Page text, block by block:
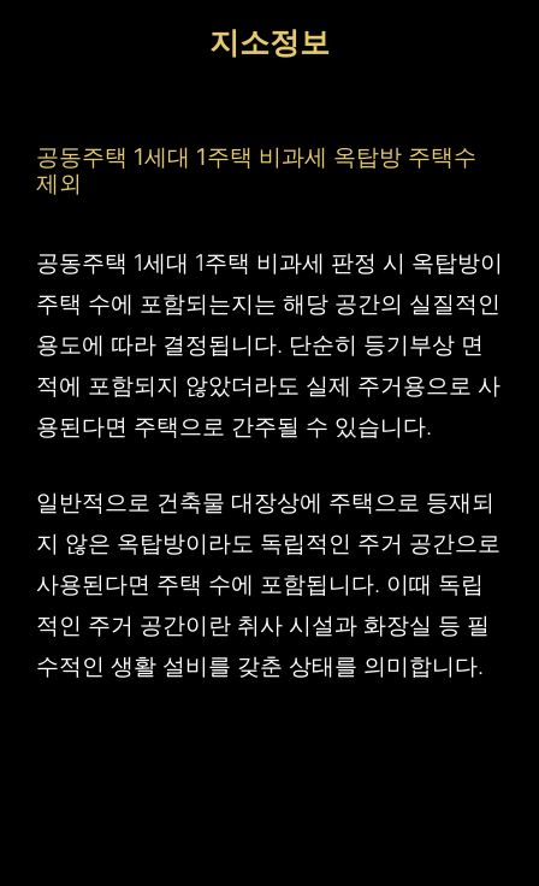
지소정보
공동주택 1세대 1주택 비과세 옥탑방 주택수
제외
공동주택 1세대 1주택 비과세 판정 시 옥탑방이
주택 수에 포함되는지는 해당 공간의 실질적인
용도에 따라 결정됩니다. 단순히 등기부상 면
적에 포함되지 않았더라도 실제 주거용으로 사
용된다면 주택으로 간주될 수 있습니다.
일반적으로 건축물 대장상에 주택으로 등재되
지 않은 옥탑방이라도 독립적인 주거 공간으로
사용된다면 주택 수에 포함됩니다. 이때 독립
적인 주거 공간이란 취사 시설과 화장실 등 필
수적인 생활 설비를 갖춘 상태를 의미합니다.